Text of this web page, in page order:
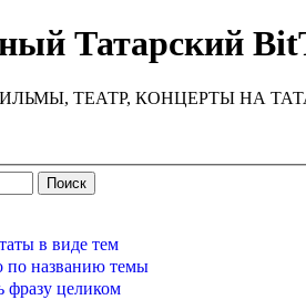
Татарский
ТЕАТР, КОНЦЕРТЫ НА
в виде тем
по названию темы
фразу целиком